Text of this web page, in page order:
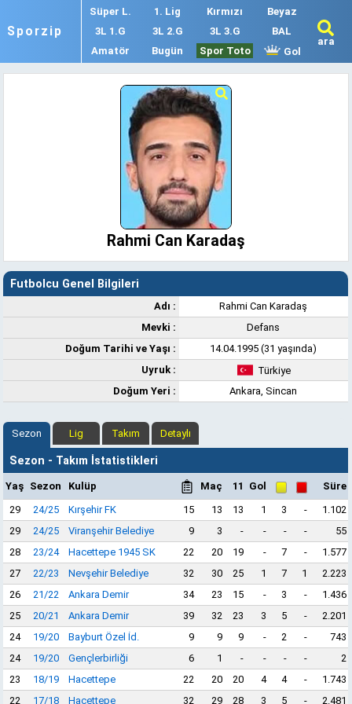
Sporzip
Süper L. 1. Lig Kırmızı
Beyaz
3L 1.G
3L 2.G 3L 3.G
BAL
Amatör
Bugün Spor Toto Gol
ara
Rahmi Can Karadaş
Futbolcu Genel Bilgileri
Adı :
Rahmi Can Karadaş
Mevki :
Defans
Doğum Tarihi ve Yaşı :
14.04.1995 (31 yaşında)
Uyruk :
Türkiye
Doğum Yeri :
Ankara, Sincan
Sezon Lig Takım Detaylı
Sezon - Takım İstatistikleri
Yaş Sezon Kulüp Maç 11 Gol
Süre
29
24/25 Kırşehir FK 15 13 13 1 3 -
1.102
29
24/25 Viranşehir Belediye 9 3 - - - -
55
28
23/24 Hacettepe 1945 SK 22 20 19 - 7 -
1.577
27
22/23 Nevşehir Belediye 32 30 25 1 7 1
2.223
26
21/22 Ankara Demir 34 23 15 - 3 -
1.436
25
20/21 Ankara Demir 39 32 23 3 5 -
2.201
24
19/20 Bayburt Özel İd. 9 9 9 - 2 -
743
24
19/20 Gençlerbirliği 6 1 - - - -
2
23
18/19 Hacettepe 22 20 20 4 4 -
1.743
22
17/18 Hacettepe 32 29 28 3 5 - 2.481